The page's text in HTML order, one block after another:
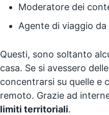
Moderatore dei
Agente di viaggio
Questi, sono soltanto
casa. Se si avessero
concentrarsi su quelle e
remoto. Grazie ad
limiti territoriali.